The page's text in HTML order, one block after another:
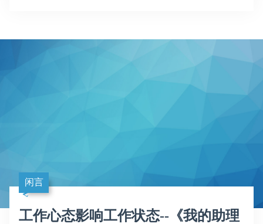
闲言
工作心态影响工作状态--《我的助理